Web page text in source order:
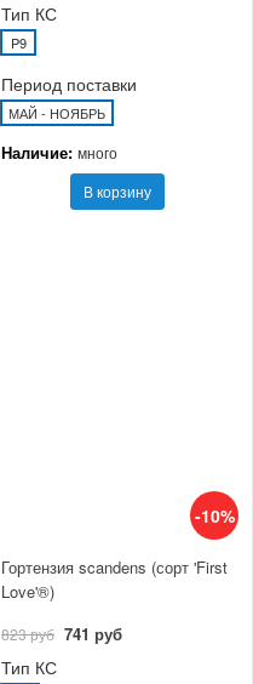
Тип КС
P9
Период поставки
МАЙ - НОЯБРЬ
Наличие: много
В корзину
-10%
Гортензия scandens (сорт 'First
Love'®)
823 руб 741 руб
Тип КС